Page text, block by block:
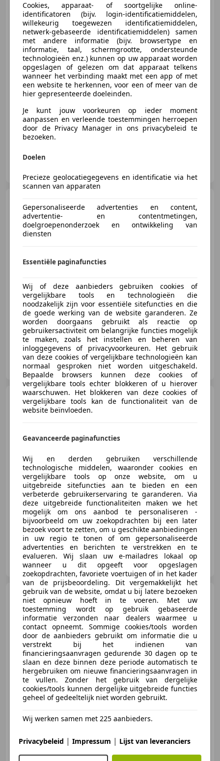
€ 32.950
03/2022 47.540 km
Elektro/Benzine
HDA Wijchen B.V.
xDrive High Executive
leer/navigatie
04/2019 98.754 km Benzine
341 kW (464 PK)
HDA Wijchen B.V.
NL-6603 BV WIJCHEN
Land Rover Defender
D200 110 MHEV Urban Pakket /
Excl. BTW
05/2021 69.543 km Diesel
147 kW (200 PK)
HDA Wijchen B.V.
NL-6603 BV WIJCHEN
Audi Q7 50 TDI quattro Grijs
kenteken / Dodehoek / Stoel v
€ 34.950
Excl. BTW
03/2020 239.513 km Diesel
210 kW (286 PK)
Cookies, apparaat- of soortgelijke online-
identificatoren (bijv. login-identificatiemiddelen,
willekeurig toegewezen identificatiemiddelen,
netwerk-gebaseerde identificatiemiddelen) samen
met andere informatie (bijv. browsertype en
informatie, taal, schermgrootte, ondersteunde
technologieën enz.) kunnen op uw apparaat worden
opgeslagen of gelezen om dat apparaat telkens
wanneer het verbinding maakt met een app of met
een website te herkennen, voor een of meer van de
hier gepresenteerde doeleinden.
Je kunt jouw voorkeuren op ieder moment
aanpassen en verleende toestemmingen herroepen
door de Privacy Manager in ons privacybeleid te
bezoeken.
Doelen
Precieze geolocatiegegevens en identificatie via het
scannen van apparaten
Gepersonaliseerde advertenties en content,
advertentie- en contentmetingen,
doelgroepenonderzoek en ontwikkeling van
diensten
Essentiële paginafuncties
Wij of deze aanbieders gebruiken cookies of
vergelijkbare tools en technologieën die
noodzakelijk zijn voor essentiële sitefuncties en die
de goede werking van de website garanderen. Ze
worden doorgaans gebruikt als reactie op
gebruikersactiviteit om belangrijke functies mogelijk
te maken, zoals het instellen en beheren van
inloggegevens of privacyvoorkeuren. Het gebruik
van deze cookies of vergelijkbare technologieën kan
normaal gesproken niet worden uitgeschakeld.
Bepaalde browsers kunnen deze cookies of
vergelijkbare tools echter blokkeren of u hierover
waarschuwen. Het blokkeren van deze cookies of
vergelijkbare tools kan de functionaliteit van de
website beïnvloeden.
Geavanceerde paginafuncties
Wij en derden gebruiken verschillende
technologische middelen, waaronder cookies en
vergelijkbare tools op onze website, om u
uitgebreide sitefuncties aan te bieden en een
verbeterde gebruikerservaring te garanderen. Via
deze uitgebreide functionaliteiten maken we het
mogelijk om ons aanbod te personaliseren -
bijvoorbeeld om uw zoekopdrachten bij een later
bezoek voort te zetten, om u geschikte aanbiedingen
in uw regio te tonen of om gepersonaliseerde
advertenties en berichten te verstrekken en te
evalueren. Wij slaan uw e-mailadres lokaal op
wanneer u dit opgeeft voor opgeslagen
zoekopdrachten, favoriete voertuigen of in het kader
van de prijsbeoordeling. Dit vergemakkelijkt het
gebruik van de website, omdat u bij latere bezoeken
niet opnieuw hoeft in te voeren. Met uw
toestemming wordt op gebruik gebaseerde
informatie verzonden naar dealers waarmee u
contact opneemt. Sommige cookies/tools worden
door de aanbieders gebruikt om informatie die u
verstrekt bij het indienen van
financieringsaanvragen gedurende 30 dagen op te
slaan en deze binnen deze periode automatisch te
hergebruiken om nieuwe financieringsaanvragen in
te vullen. Zonder het gebruik van dergelijke
cookies/tools kunnen dergelijke uitgebreide functies
geheel of gedeeltelijk niet worden gebruikt.
Wij werken samen met 225 aanbieders.
Privacybeleid | Impressum | Lijst van leveranciers